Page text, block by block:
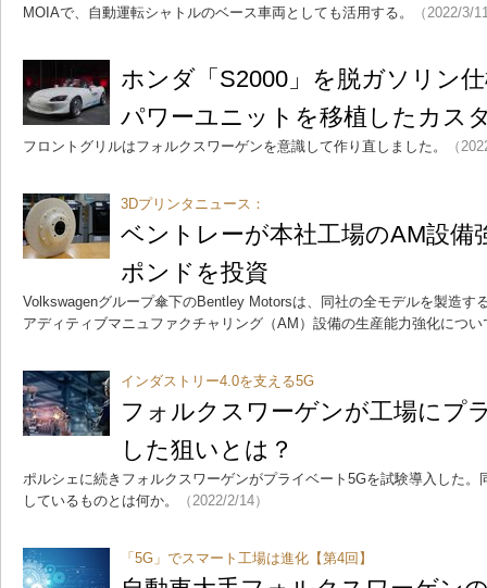
MOIAで、自動運転シャトルのベース車両としても活用する。
（2022/3/
ホンダ「S2000」を脱ガソリン
パワーユニットを移植したカス
フロントグリルはフォルクスワーゲンを意識して作り直しました。 （
3Dプリンタニュース：
ベントレーが本社工場のAM設備
ポンドを投資
Volkswagenグループ傘下のBentley Motorsは、同社の全モデルを製造す
アディティブマニュファクチャリング（AM）設備の生産能力強化につ
インダストリー4.0を支える5G
フォルクスワーゲンが工場にプ
した狙いとは？
ポルシェに続きフォルクスワーゲンがプライベート5Gを試験導入した
しているものとは何か。
（2022/2/14）
「5G」でスマート工場は進化【第4回】